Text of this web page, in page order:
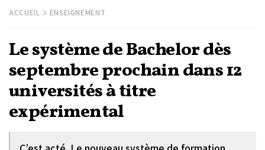
ACCUEIL ENSEIGNEMENT
Le système de Bachelor dès
septembre prochain dans 12
universités à titre
expérimental